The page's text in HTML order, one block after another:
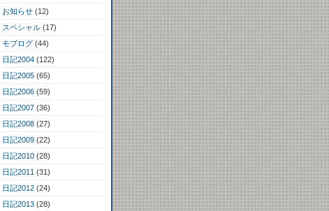
お知らせ (12)
スペシャル (17)
モブログ (44)
日記2004 (122)
日記2005 (65)
日記2006 (59)
日記2007 (36)
日記2008 (27)
日記2009 (22)
日記2010 (28)
日記2011 (31)
日記2012 (24)
日記2013 (28)